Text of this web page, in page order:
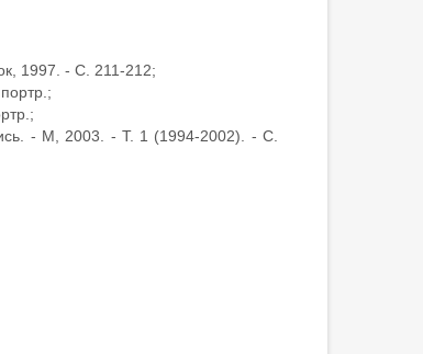
1997. - С. 211-212;
- М, 2003. - Т. 1 (1994-2002). - С.